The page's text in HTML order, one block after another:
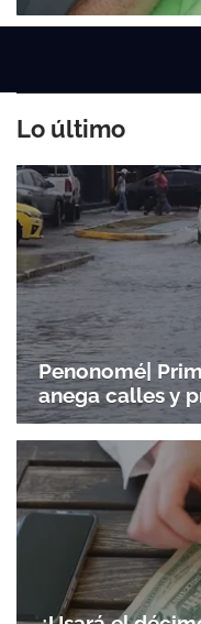
Lo último
Penonomé|
anega calles y